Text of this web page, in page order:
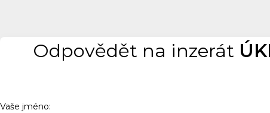
Odpovědět na inzerát
Vaše jméno: